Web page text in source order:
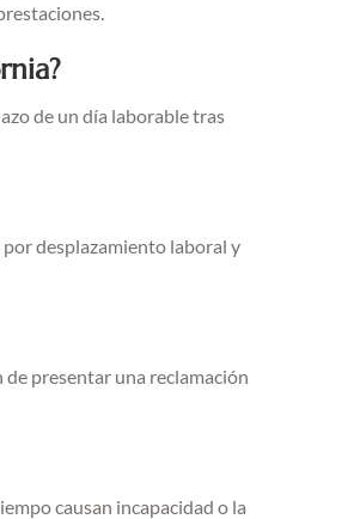
de un día laborable tras
desplazamiento laboral y
presentar una reclamación
causan incapacidad o la